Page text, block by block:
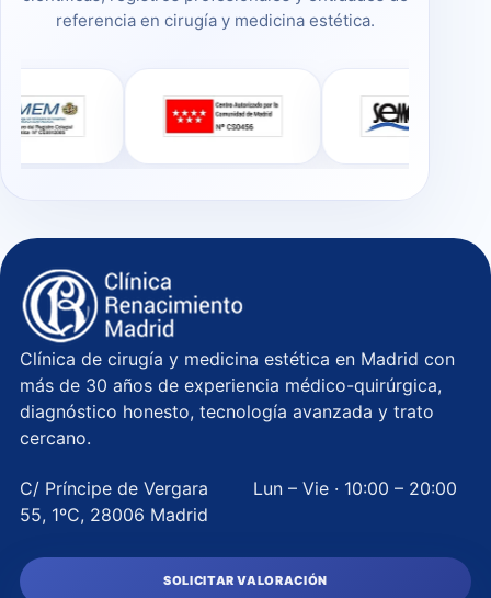
referencia en cirugía y medicina estética.
Clínica de cirugía y medicina estética en Madrid con
más de 30 años de experiencia médico-quirúrgica,
diagnóstico honesto, tecnología avanzada y trato
cercano.
C/ Príncipe de Vergara
55, 1ºC, 28006 Madrid
Lun – Vie · 10:00 – 20:00
SOLICITAR VALORACIÓN